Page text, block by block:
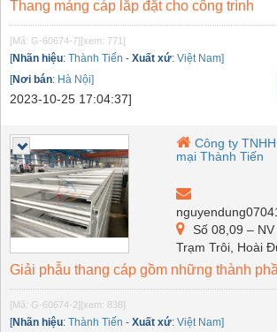
Thang máng cáp lắp đặt cho công trình
[Mã: G-60674-7][xem: 771]
[Nhãn hiệu: Thành Tiến - Xuất xứ: Việt Nam]
[Nơi bán: Hà Nội]
2023-10-25 17:04:37]
Công ty
mại Thành Tiến
Số 08,09 –
Trạm Trôi, Hoài
Giải phẫu thang cáp gồm những thành
[Mã: G-60674-2][xem: 838]
[Nhãn hiệu: Thành Tiến - Xuất xứ: Việt Nam]